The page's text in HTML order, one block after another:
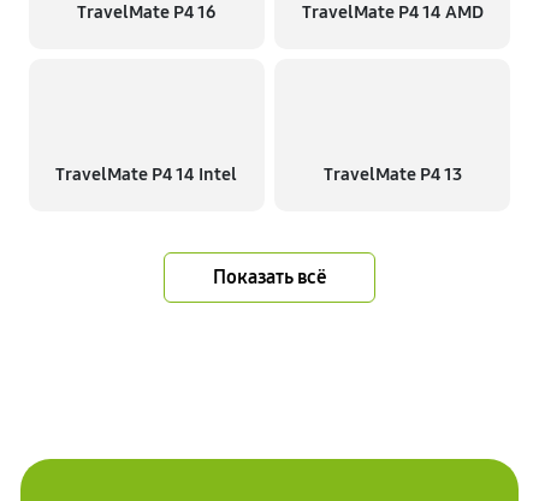
TravelMate P4 16 TravelMate P4 14 AMD
TravelMate P4 14 Intel TravelMate P4 13
Показать всё